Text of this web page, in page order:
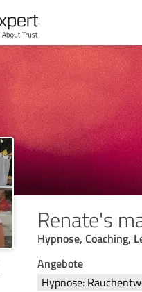
Renate's
Hypnose, Coaching,
Angebote
Hypnose: